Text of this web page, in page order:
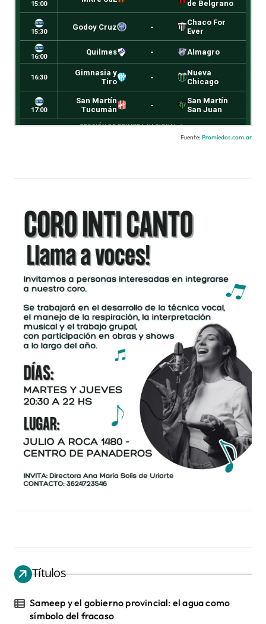
Fuente: Promiedos.com.ar
Títulos
Sameep y el gobierno provincial: el agua como
símbolo del fracaso